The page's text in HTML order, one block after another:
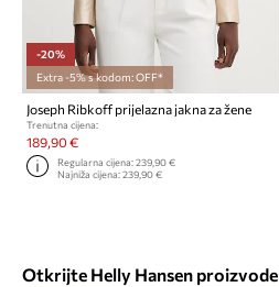
-20%
Extra -5% s kodom: OFF*
Joseph Ribkoff prijelazna jakna za žene
Trenutna cijena:
189,90 €
Regularna cijena:239,90 €
Najniža cijena:239,90 €
Otkrijte Helly Hansen proizvode